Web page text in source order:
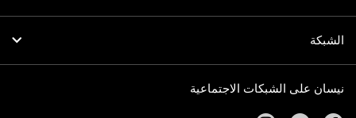
E
G
E
G
الشبكة
نيسان على الشبكات الاجتماعية